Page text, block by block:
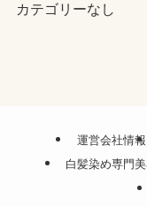
カテゴリーなし
運営会社情報
白髪染め専門